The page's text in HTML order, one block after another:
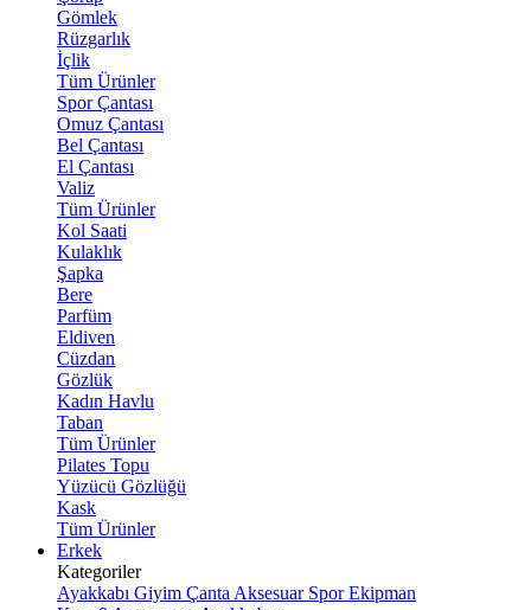
Gömlek
Rüzgarlık
İçlik
Tüm Ürünler
Spor Çantası
Omuz Çantası
Bel Çantası
El Çantası
Valiz
Tüm Ürünler
Kol Saati
Kulaklık
Şapka
Bere
Parfüm
Eldiven
Cüzdan
Gözlük
Kadın Havlu
Taban
Tüm Ürünler
Pilates Topu
Yüzücü Gözlüğü
Kask
Tüm Ürünler
Erkek
Kategoriler
Ayakkabı Giyim Çanta Aksesuar Spor Ekipman